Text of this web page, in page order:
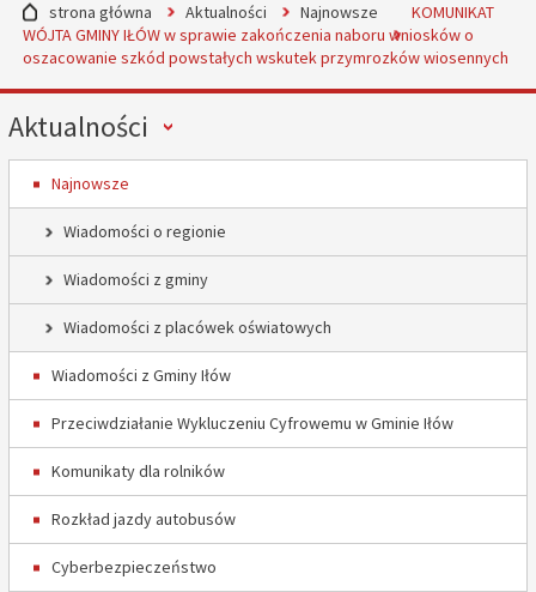
strona główna Aktualności Najnowsze
KOMUNIKAT
WÓJTA GMINY IŁÓW w sprawie zakończenia naboru wniosków o
oszacowanie szkód powstałych wskutek przymrozków wiosennych
Menu
Aktualności
Najnowsze
Wiadomości o regionie
Wiadomości z gminy
Wiadomości z placówek oświatowych
Wiadomości z Gminy Iłów
Przeciwdziałanie Wykluczeniu Cyfrowemu w Gminie Iłów
Komunikaty dla rolników
Rozkład jazdy autobusów
Cyberbezpieczeństwo